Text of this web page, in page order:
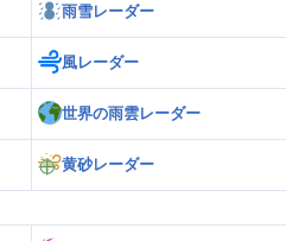
雨雪レーダー
風レーダー
世界の雨雲レーダー
黄砂レーダー